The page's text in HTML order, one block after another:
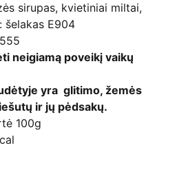
sirupas, kvietiniai miltai,
šelakas E904
neigiamą poveikį vaikų
yra glitimo, žemės
ir jų pėdsakų.
100g